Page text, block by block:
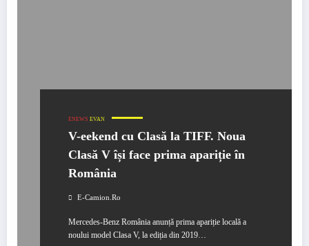
ENEWS EVAN
V-eekend cu Clasă la TIFF. Noua
Clasă V își face prima apariție în
România
E-Camion.ro
Mercedes-Benz România anunță prima apariție locală a
noului model Clasa V, la ediția din 2019…